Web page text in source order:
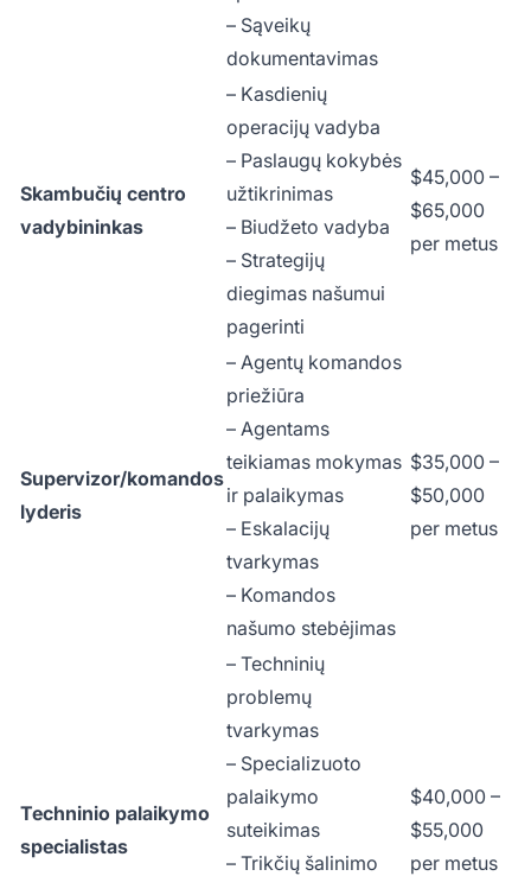
– Sąveikų
dokumentavimas
Skambučių centro
vadybininkas
– Kasdienių
operacijų vadyba
– Paslaugų kokybės
užtikrinimas
– Biudžeto vadyba
– Strategijų
diegimas našumui
pagerinti
$45,000 –
$65,000
per metus
Supervizor/komandos
lyderis
– Agentų komandos
priežiūra
– Agentams
teikiamas mokymas
ir palaikymas
– Eskalacijų
tvarkymas
– Komandos
našumo stebėjimas
$35,000 –
$50,000
per metus
Techninio palaikymo
specialistas
– Techninių
problemų
tvarkymas
– Specializuoto
palaikymo
suteikimas
– Trikčių šalinimo
$40,000 –
$55,000
per metus